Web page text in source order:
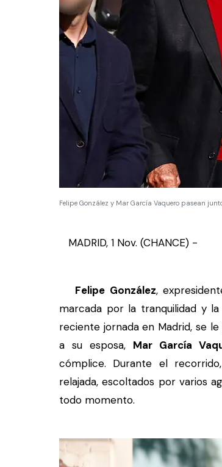
Felipe González y Mar García Vaquero pasean
MADRID, 1 Nov. (CHANCE) -
Felipe González,
marcada por la tranquilidad y
reciente jornada en Madrid, se
a su esposa, Mar García
cómplice. Durante el
relajada, escoltados por varios
todo momento.